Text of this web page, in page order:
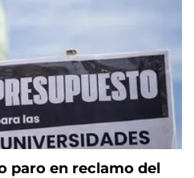
paro en reclamo del